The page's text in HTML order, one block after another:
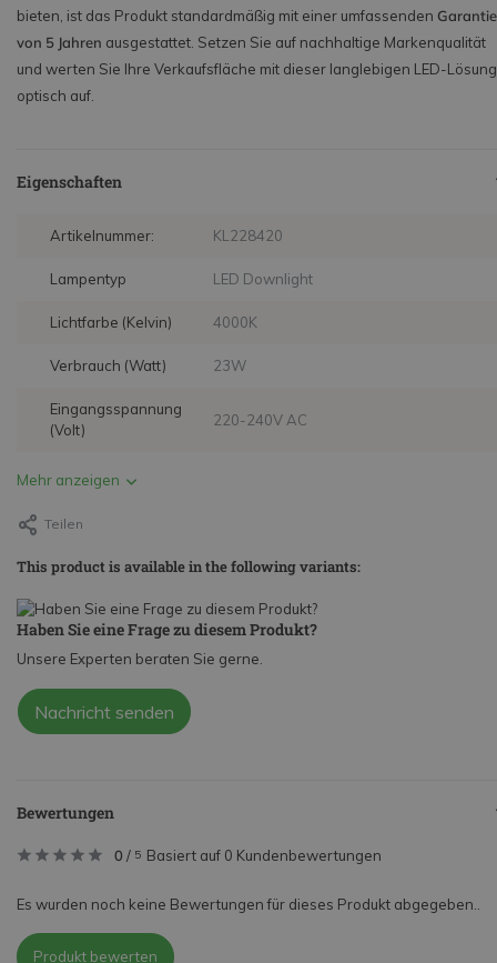
bieten, ist das Produkt standardmäßig mit einer umfassenden Garantie
von 5 Jahren ausgestattet. Setzen Sie auf nachhaltige Markenqualität
und werten Sie Ihre Verkaufsfläche mit dieser langlebigen LED-Lösung
optisch auf.
Eigenschaften
Artikelnummer: KL228420
Lampentyp LED Downlight
Lichtfarbe (Kelvin) 4000K
Verbrauch (Watt) 23W
Eingangsspannung
(Volt)
220-240V AC
Mehr anzeigen
Teilen
This product is available in the following variants:
Haben Sie eine Frage zu diesem Produkt?
Unsere Experten beraten Sie gerne.
Nachricht senden
Bewertungen
0 / 5 Basiert auf 0 Kundenbewertungen
Es wurden noch keine Bewertungen für dieses Produkt abgegeben..
Produkt bewerten